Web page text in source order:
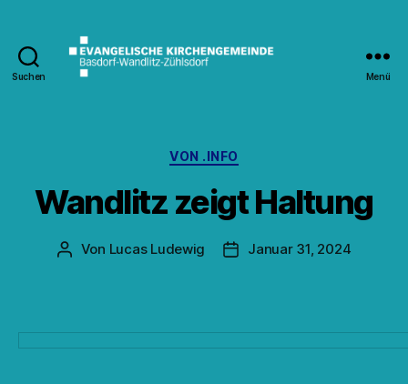
Suchen Menü
Kategorien
VON .INFO
Wandlitz zeigt Haltung
Beitragsautor
Von Lucas Ludewig Veröffentlichungsdatum
Januar 31, 2024